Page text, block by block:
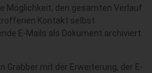
Möglichkeit, den gesamten Verlauf
Kontakt selbst
E-Mails als Dokument archiviert
Grabber mit der Erweiterung, der E-